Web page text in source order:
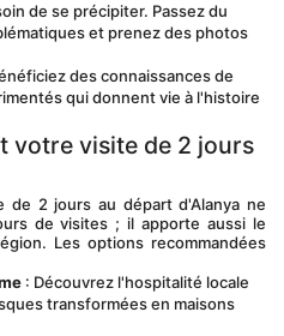
de se précipiter. Passez du
et prenez des photos
des connaissances de
qui donnent vie à l'histoire
votre visite de 2 jours
de visites ; il apporte aussi le
Les options recommandées
: Découvrez l'hospitalité locale
transformées en maisons